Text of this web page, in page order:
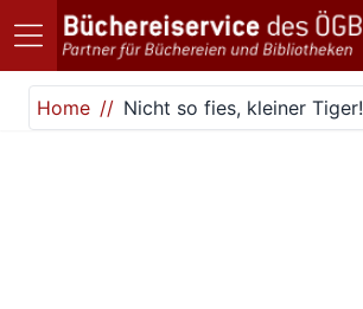
Direkt zum Inhalt
Home
Nicht so fies, kleiner Tiger!